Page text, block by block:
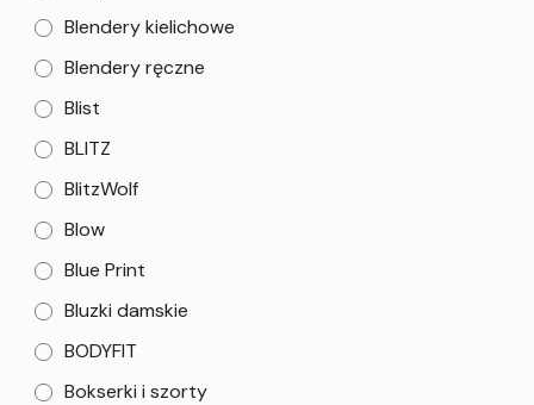
Blendery kielichowe
Blendery ręczne
Blist
BLITZ
BlitzWolf
Blow
Blue Print
Bluzki damskie
BODYFIT
Bokserki i szorty